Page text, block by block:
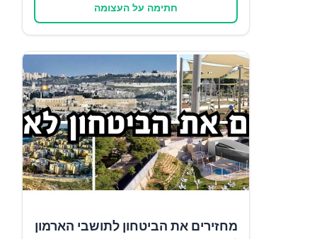
חתימה על העצומה
מחזירים את הביטחון לתושבי הארמון